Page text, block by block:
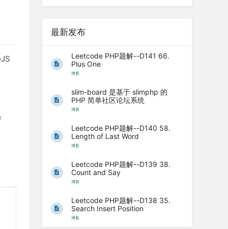
最新发布
Leetcode PHP题解--D141 66.
Plus One
博客
slim-board 是基于 slimphp 的
PHP 简单社区论坛系统
博客
Leetcode PHP题解--D140 58.
Length of Last Word
博客
Leetcode PHP题解--D139 38.
Count and Say
博客
Leetcode PHP题解--D138 35.
Search Insert Position
博客